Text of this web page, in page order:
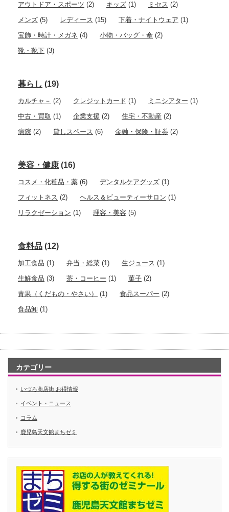
アウトドア・スポーツ (2) キッズ (1) ミセス (2)
メンズ (5) レディース (15) 下着・ナイトウェア (1)
宝飾・時計・メガネ (4) 小物・バッグ・傘 (2)
靴・靴下 (3)
暮らし (19)
カルチャ－ (2) クレジットカード (1) ミニシアター (1)
中古・買取 (1) 企業支援 (2) 住宅・不動産 (2)
病院 (2) 貸しスペース (6) 金融・保険・証券 (2)
美容・健康 (16)
コスメ・化粧品・薬 (6) デンタルケアグッズ (1)
フィットネス (2) ヘルス＆ビューティーサロン (1)
リラクゼーション (1) 理容・美容 (5)
食料品 (12)
加工食品 (1) 弁当・総菜 (1) 生ジュース (1)
生鮮食品 (3) 茶・コーヒー (1) 菓子 (2)
青果（くだもの・やさい）
(1) 食品スーパー (2)
食品卸 (1)
カテゴリー
いづろ商店街 お得情報
イベント・ニュース
コラム
鹿児島天文館まちゼミ